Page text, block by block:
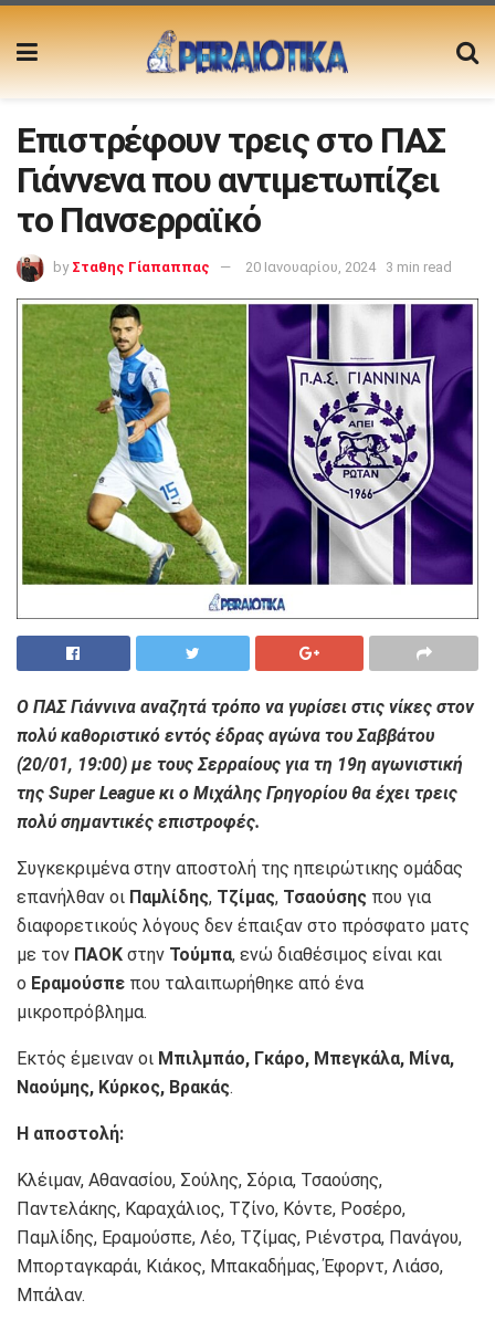
Επιστρέφουν τρεις στο ΠΑΣ
Γιάννενα που αντιμετωπίζει
το Πανσερραϊκό
by Σταθης Γίαπαππας 20 Ιανουαρίου, 2024 3 min read
Ο ΠΑΣ Γιάννινα αναζητά τρόπο να γυρίσει στις νίκες στον
πολύ καθοριστικό εντός έδρας αγώνα του Σαββάτου
(20/01, 19:00) με τους Σερραίους για τη 19η αγωνιστική
της Super League κι ο Μιχάλης Γρηγορίου θα έχει τρεις
πολύ σημαντικές επιστροφές.
Συγκεκριμένα στην αποστολή της ηπειρώτικης ομάδας
επανήλθαν οι Παμλίδης, Τζίμας, Τσαούσης που για
διαφορετικούς λόγους δεν έπαιξαν στο πρόσφατο ματς
με τον ΠΑΟΚ στην Τούμπα, ενώ διαθέσιμος είναι και
ο Εραμούσπε που ταλαιπωρήθηκε από ένα
μικροπρόβλημα.
Εκτός έμειναν οι Μπιλμπάο, Γκάρο, Μπεγκάλα, Μίνα,
Ναούμης, Κύρκος, Βρακάς.
Η αποστολή:
Κλέιμαν, Αθανασίου, Σούλης, Σόρια, Τσαούσης,
Παντελάκης, Καραχάλιος, Τζίνο, Κόντε, Ροσέρο,
Παμλίδης, Εραμούσπε, Λέο, Τζίμας, Ριένστρα, Πανάγου,
Μπορταγκαράι, Κιάκος, Μπακαδήμας, Έφορντ, Λιάσο,
Μπάλαν.